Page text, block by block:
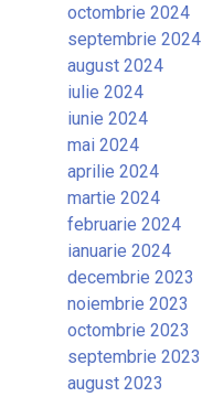
octombrie 2024
septembrie 2024
august 2024
iulie 2024
iunie 2024
mai 2024
aprilie 2024
martie 2024
februarie 2024
ianuarie 2024
decembrie 2023
noiembrie 2023
octombrie 2023
septembrie 2023
august 2023